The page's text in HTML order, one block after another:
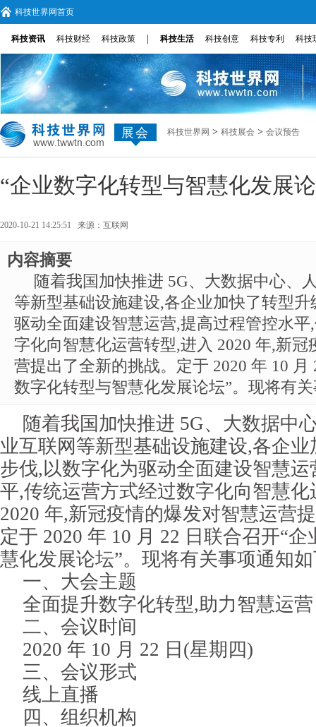
科技世界网首页
科技资讯 科技财经 科技政策 科技生活 科技创意 科技专利 科技
展会 科技世界网 > 科技展会 > 会议预告
“企业数字化转型与智慧化发展
2020-10-21 14:25:51 来源： 互联网
内容摘要
随着我国加快推进 5G、大数据中心、
等新型基础设施建设,各企业加快了转型
驱动全面建设智慧运营,提高过程管控水
字化向智慧化运营转型,进入 2020 年,新冠
营提出了全新的挑战。定于 2020 年 10 月
数字化转型与智慧化发展论坛”。现将有
随着我国加快推进 5G、大数据中
业互联网等新型基础设施建设,各企
步伐,以数字化为驱动全面建设智慧
平,传统运营方式经过数字化向智慧
2020 年,新冠疫情的爆发对智慧运营
定于 2020 年 10 月 22 日联合召开“
慧化发展论坛”。现将有关事项通知
一、大会主题
全面提升数字化转型,助力智慧运营
二、会议时间
2020 年 10 月 22 日(星期四)
三、会议形式
线上直播
四、组织机构